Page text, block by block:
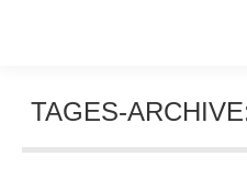
TAGES-